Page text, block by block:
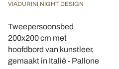
VIADURINI NIGHT DESIGN
Tweepersoonsbed
200x200 cm met
hoofdbord van kunstleer,
gemaakt in Italië - Pallone